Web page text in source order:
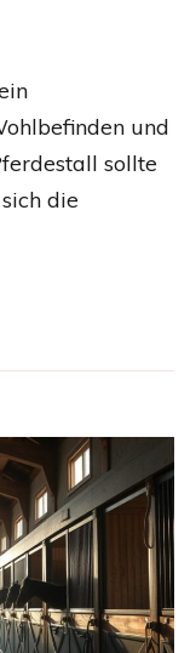
und
sollte
die